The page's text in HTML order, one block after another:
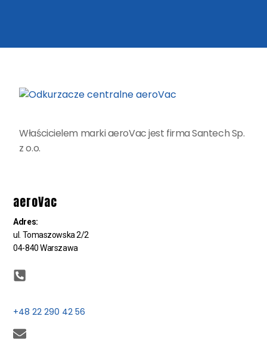
Właścicielem marki aeroVac jest firma Santech Sp.
z o.o.
aeroVac
Adres:
ul. Tomaszowska 2/2
04-840 Warszawa
+48 22 290 42 56